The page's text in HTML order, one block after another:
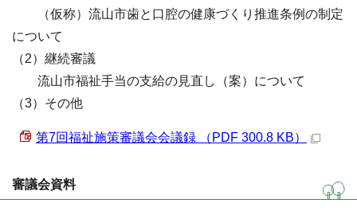
（仮称）流山市歯と口腔の健康づくり推進条例の制定
について
（2）継続審議
流山市福祉手当の支給の見直し（案）について
（3）その他
第7回福祉施策審議会会議録 （PDF 300.8 KB）
審議会資料